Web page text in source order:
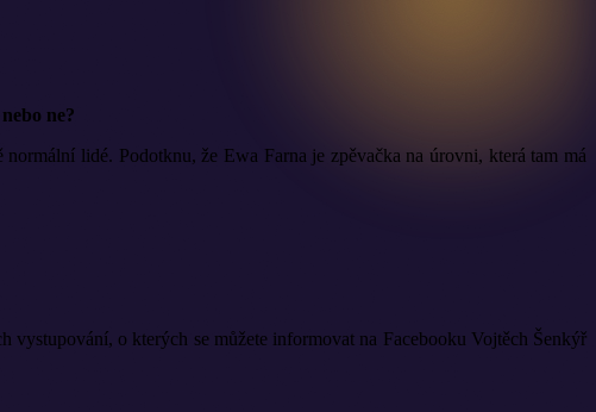
ne?
lidé. Podotknu, že Ewa Farna je zpěvačka na úrovni, která tam má
vystupování, o kterých se můžete informovat na Facebooku Vojtěch Šenkýř